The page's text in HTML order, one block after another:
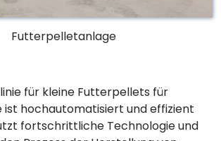
Futterpelletanlage
für kleine Futterpellets für
hochautomatisiert und effizient
fortschrittliche Technologie und